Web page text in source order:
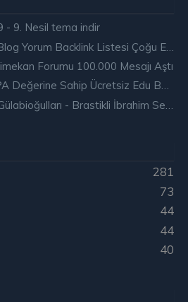
- 9. Nesil tema indir
Forumu 100.000 Mesajı Aştı
5 Adet Yüksek DA/PA Değerine Sahip Ücretsiz Edu Backlink
281
73
44
44
40